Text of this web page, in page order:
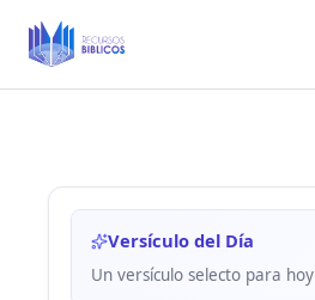
Versículo del Día
Un versículo selecto para hoy